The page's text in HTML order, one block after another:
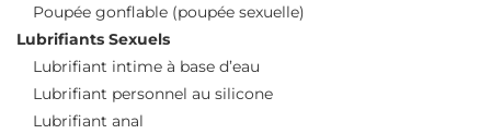
Poupée gonflable (poupée sexuelle)
Lubrifiants Sexuels
Lubrifiant intime à base d’eau
Lubrifiant personnel au silicone
Lubrifiant anal